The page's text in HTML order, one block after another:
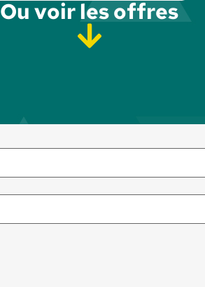
Ou voir les offres​